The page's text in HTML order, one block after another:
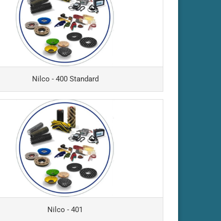
für Sauger
NASS TROCKEN 3-STUFIG
& STUTZEN
NASS TROCKEN 1-STUFIG
TANGENTIAL
NASS TROCKEN 2-STUFIG
TANGENTIAL
NASS TROCKEN 2-
ST/TANG/STUTZEN
NASS TROCKEN 3-STUFIG
TANGENTIAL
NASS TROCKEN 3-
ST/TANG/STUTZEN
NASS TROCKEN 4-STUFIG
TANGENTIAL
NASS TROCKEN
GERÄUSCHARM
NASS TROCKEN
GERÄUSCHARM/STUTZEN
SAUG- UND ABLASS
SCHLÄUCHE
REINIGUNGSMASCHINEN
anzeigen
Ablass Schlauch
Saugschlauch
Nilco - 400 Standard
Nilco - 401